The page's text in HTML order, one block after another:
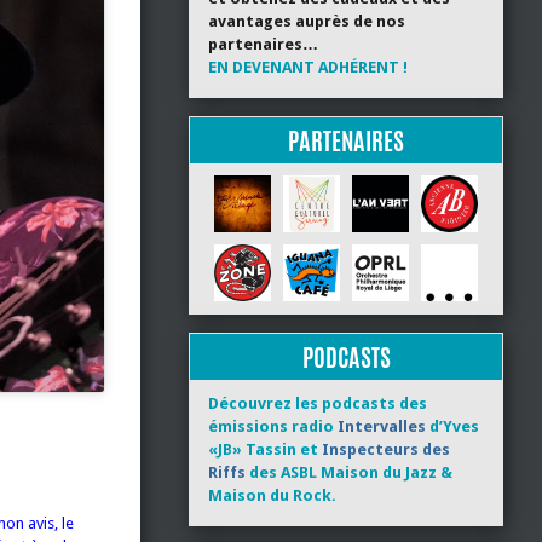
avis, le
avantages auprès de nos
partenaires…
EN DEVENANT ADHÉRENT !
PARTENAIRES
PODCASTS
Découvrez les podcasts des
émissions radio Intervalles d’Yves
«JB» Tassin et Inspecteurs des
Riffs des ASBL Maison du Jazz &
Maison du Rock.